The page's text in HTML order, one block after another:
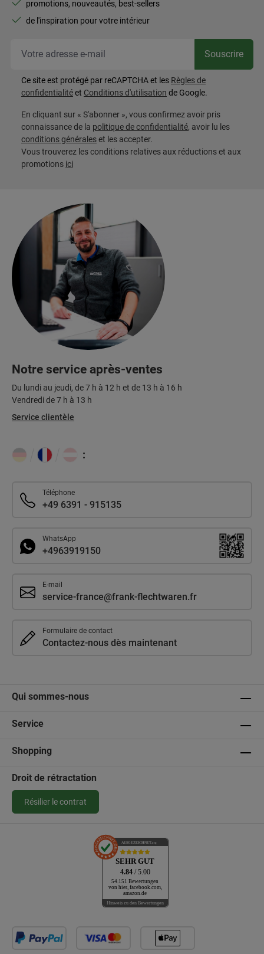
promotions, nouveautés, best-sellers
de l'inspiration pour votre intérieur
Souscrire
Ce site est protégé par reCAPTCHA et les Règles de
confidentialitéet Conditions d'utilisation de Google.
En cliquant sur « S'abonner », vous confirmez avoir pris
connaissance de la politique de confidentialité, avoir lu les
conditions généraleset les accepter.
Vous trouverez les conditions relatives aux réductions et aux
promotions ici
Notre service après-ventes
Du lundi au jeudi, de 7 h à 12 h et de 13 h à 16 h
Vendredi de 7 h à 13 h
Service clientèle
:
Téléphone
+49 6391 - 915135
WhatsApp
+4963919150
E-mail
service-france@frank-flechtwaren.fr
Formulaire de contact
Contactez-nous dès maintenant
Qui sommes-nous
Service
Shopping
Droit de rétractation
Résilier le contrat
AUSGEZEICHNET.org
SEHR GUT
4.84 / 5.00
54.151 Bewertungen
von hier, facebook.com,
amazon.de
Hinweis zu den Bewertungen